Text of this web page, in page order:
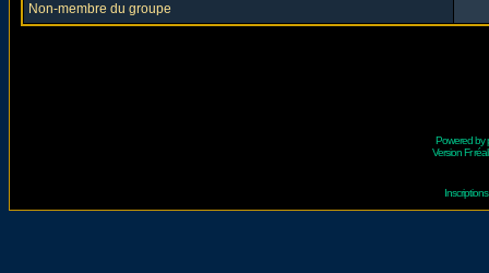
Non-membre du groupe
Powered by
Version Fr